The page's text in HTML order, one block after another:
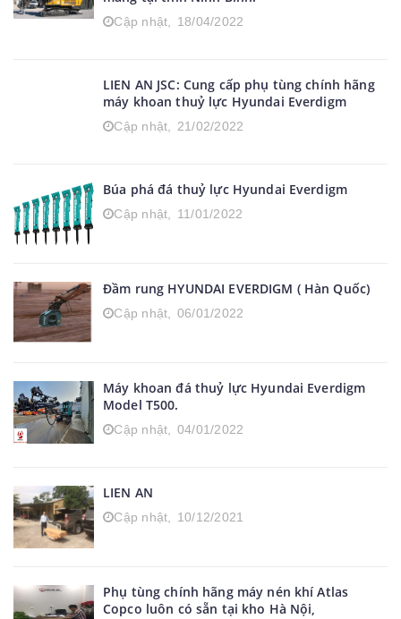
Cập nhật, 18/04/2022
LIEN AN JSC: Cung cấp phụ tùng chính hãng
máy khoan thuỷ lực Hyundai Everdigm
Cập nhật, 21/02/2022
Búa phá đá thuỷ lực Hyundai Everdigm
Cập nhật, 11/01/2022
Đầm rung HYUNDAI EVERDIGM ( Hàn Quốc)
Cập nhật, 06/01/2022
Máy khoan đá thuỷ lực Hyundai Everdigm
Model T500.
Cập nhật, 04/01/2022
LIEN AN
Cập nhật, 10/12/2021
Phụ tùng chính hãng máy nén khí Atlas
Copco luôn có sẵn tại kho Hà Nội,